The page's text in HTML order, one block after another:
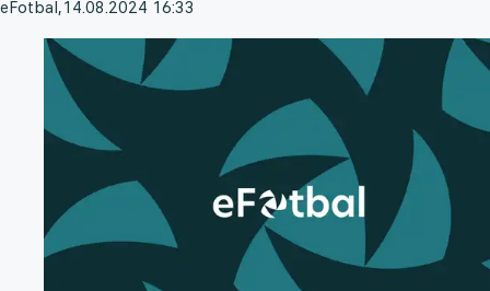
eFotbal,14.08.2024 16:33